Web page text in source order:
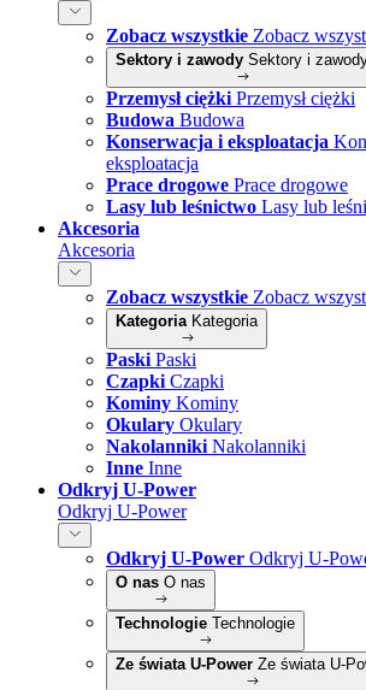
Zobacz wszystkie Zobacz
Sektory i zawody Sektory i
Przemysł ciężki Przemysł ciężki
Budowa Budowa
Konserwacja i eksploatacja
eksploatacja
Prace drogowe Prace drogowe
Lasy lub leśnictwo Lasy lub
Akcesoria
Akcesoria
Zobacz wszystkie Zobacz
Kategoria Kategoria
Paski Paski
Czapki Czapki
Kominy Kominy
Okulary Okulary
Nakolanniki Nakolanniki
Inne Inne
Odkryj U-Power
Odkryj U-Power
Odkryj U-Power Odkryj U-
O nas O nas
Technologie Technologie
Ze świata U-Power Ze świata U-